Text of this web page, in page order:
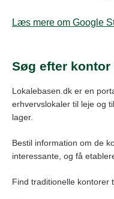
Læs mere om Google
Søg efter kontor
Lokalebasen.dk er en
erhvervslokaler til leje og
lager.
Bestil information om de
interessante, og få
Find traditionelle kontorer